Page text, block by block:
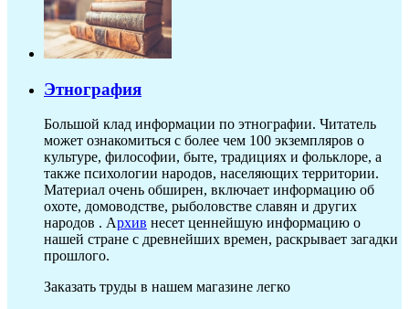
Этнография
Большой клад информации по этнографии. Читатель
может ознакомиться с более чем 100 экземпляров о
культуре, философии, быте, традициях и фольклоре, а
также психологии народов, населяющих территории.
Материал очень обширен, включает информацию об
охоте, домоводстве, рыболовстве славян и других
народов . Архив несет ценнейшую информацию о
нашей стране с древнейших времен, раскрывает загадки
прошлого.
Заказать труды в нашем магазине легко